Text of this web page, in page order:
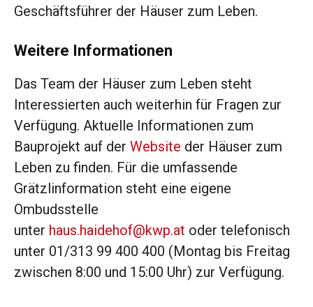
Geschäftsführer der Häuser zum Leben.
Weitere Informationen
Das Team der Häuser zum Leben steht
Interessierten auch weiterhin für Fragen zur
Verfügung. Aktuelle Informationen zum
Bauprojekt auf der Website der Häuser zum
Leben zu finden. Für die umfassende
Grätzlinformation steht eine eigene
Ombudsstelle
unter haus.haidehof@kwp.at oder telefonisch
unter 01/313 99 400 400 (Montag bis Freitag
zwischen 8:00 und 15:00 Uhr) zur Verfügung.